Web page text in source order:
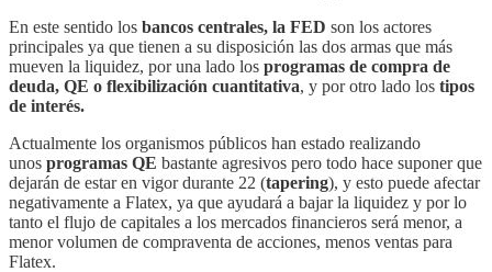
En este sentido los bancos centrales, la FED son los actores
principales ya que tienen a su disposición las dos armas que más
mueven la liquidez, por una lado los programas de compra de
deuda, QE o flexibilización cuantitativa, y por otro lado los tipos
de interés.
Actualmente los organismos públicos han estado realizando
unos programas QE bastante agresivos pero todo hace suponer que
dejarán de estar en vigor durante 22 (tapering), y esto puede afectar
negativamente a Flatex, ya que ayudará a bajar la liquidez y por lo
tanto el flujo de capitales a los mercados financieros será menor, a
menor volumen de compraventa de acciones, menos ventas para
Flatex.